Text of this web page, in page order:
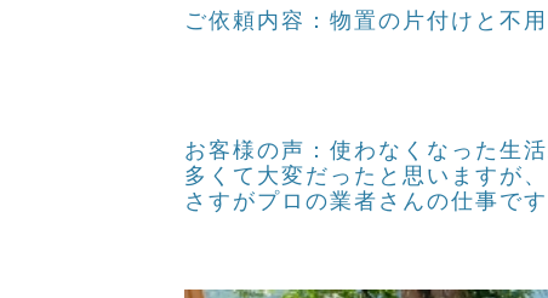
ご依頼内容：物置の片付けと不
お客様の声：使わなくなった生
多くて大変だったと思いますが
さすがプロの業者さんの仕事で